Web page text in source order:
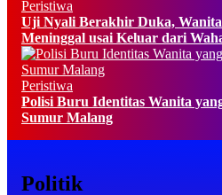
Peristiwa
Uji Nyali Berakhir Duka,
Meninggal usai Keluar dari
Peristiwa
Polisi Buru Identitas Wanita
Sumur Malang
Politik